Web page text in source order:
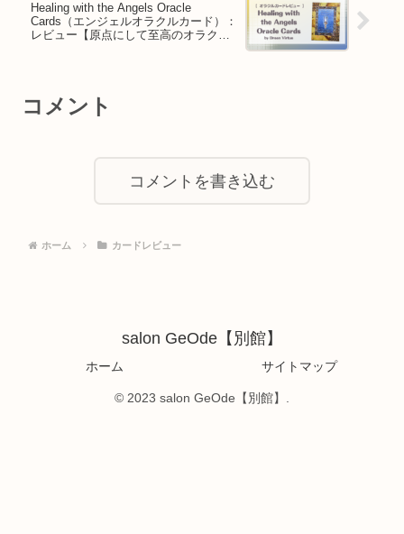
Healing with the Angels Oracle
Cards（エンジェルオラクルカード）：
レビュー【原点にして至高のオラク
コメント
コメントを書き込む
ホーム カードレビュー
salon GeOde【別館】
ホーム サイトマップ
© 2023 salon GeOde【別館】.